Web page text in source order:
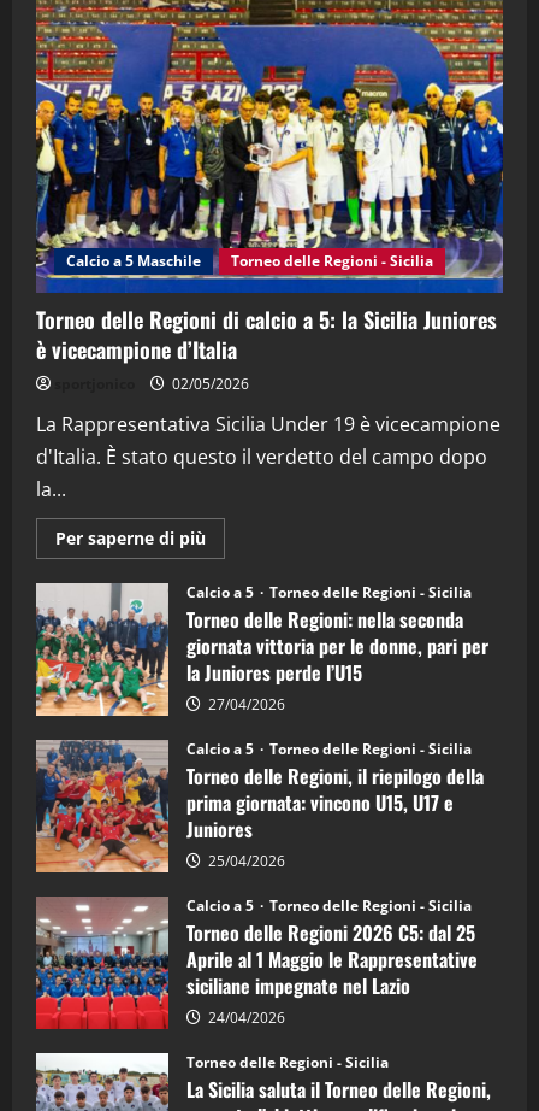
3
"SportEmpire" in Podcast
“SportEmpire” in Podcast: 28^ Puntata
(Martedi 21 Aprile 2026)
21/04/2026
4
"SportEmpire" in Podcast Sport News
“SportEmpire” in Podcast: 27^ Puntata
(Martedi 14 Aprile 2026)
15/04/2026
"SportEmpire" in Podcast
“SportEmpire” in Podcast: 26^ Puntata
08/04/2026
Calcio a 5 Maschile Torneo delle Regioni - Sicilia
Torneo delle Regioni di calcio a 5: la Sicilia Juniores
è vicecampione d’Italia
02/05/2026
La Rappresentativa Sicilia Under 19 è vicecampione
d'Italia. È stato questo il verdetto del campo dopo
la...
Per saperne di più
informazioni
Torneo
delle
Regioni
di
calcio
a
5:
la
Juniores
è
vicecampione
d’Italia
Calcio a 5 Torneo delle Regioni - Sicilia
Torneo delle Regioni: nella seconda
giornata vittoria per le donne, pari per
la Juniores perde l’U15
27/04/2026
Calcio a 5 Torneo delle Regioni - Sicilia
Torneo delle Regioni, il riepilogo della
prima giornata: vincono U15, U17 e
Juniores
25/04/2026
Calcio a 5 Torneo delle Regioni - Sicilia
Torneo delle Regioni 2026 C5: dal 25
Aprile al 1 Maggio le Rappresentative
siciliane impegnate nel Lazio
24/04/2026
Torneo delle Regioni - Sicilia
La Sicilia saluta il Torneo delle Regioni,